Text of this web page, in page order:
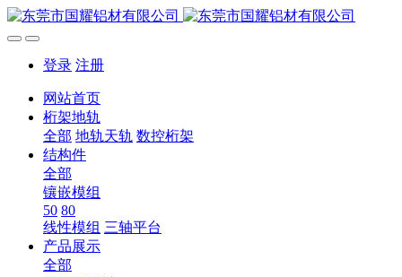
登录 注册
网站首页
桁架地轨
全部 地轨天轨 数控桁架
结构件
全部
镶嵌模组
50 80
线性模组 三轴平台
产品展示
全部